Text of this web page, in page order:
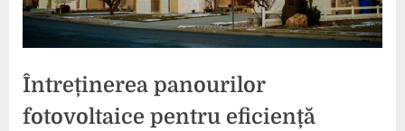
Întreținerea panourilor
fotovoltaice pentru eficiență